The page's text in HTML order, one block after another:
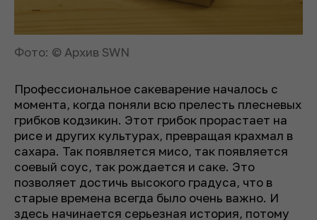
Фото: © Архив SWN
Профессиональное сакеварение началось с
момента, когда поняли всю прелесть плесневых
грибков кодзикин. Этот грибок прорастает на
рисе и других культурах, превращая крахмал в
сахара. Так появляется мисо, так появляется
соевый соус, так рождается и саке. Это
позволяет достичь высокого градуса, что в
старые времена всегда было очень важно. И
здесь начинается серьезная история, потому